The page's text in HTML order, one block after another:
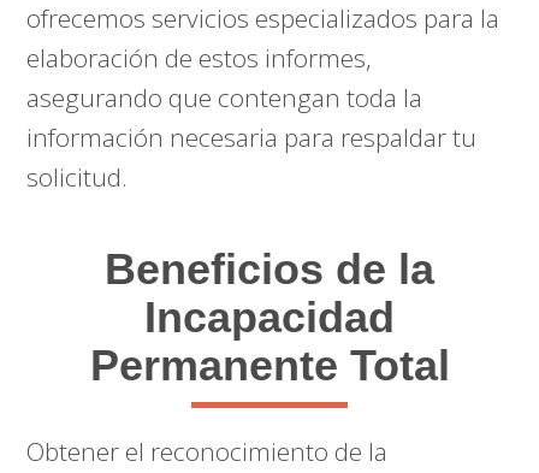
ofrecemos servicios especializados para la
elaboración de estos informes,
asegurando que contengan toda la
información necesaria para respaldar tu
solicitud.
Beneficios de la
Incapacidad
Permanente Total
Obtener el reconocimiento de la